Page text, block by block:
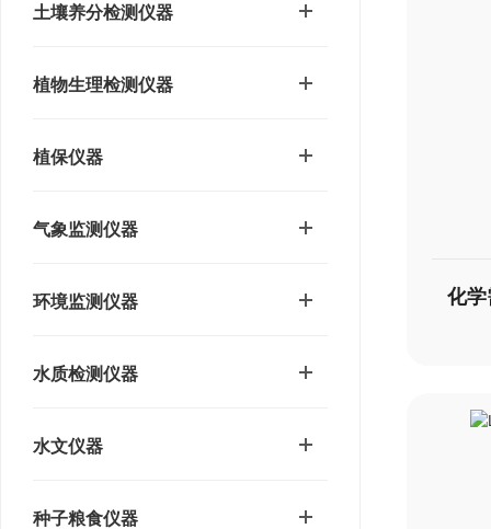
土壤养分检测仪器
植物生理检测仪器
植保仪器
气象监测仪器
环境监测仪器
水质检测仪器
水文仪器
种子粮食仪器